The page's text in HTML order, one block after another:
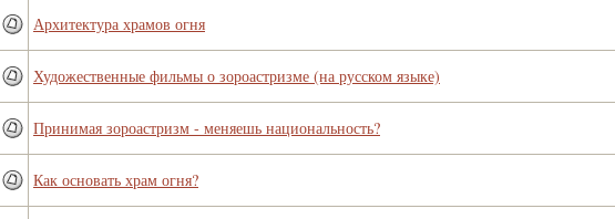
Архитектура храмов огня
Художественные фильмы о зороастризме (на русском языке)
Принимая зороастризм - меняешь национальность?
Как основать храм огня?